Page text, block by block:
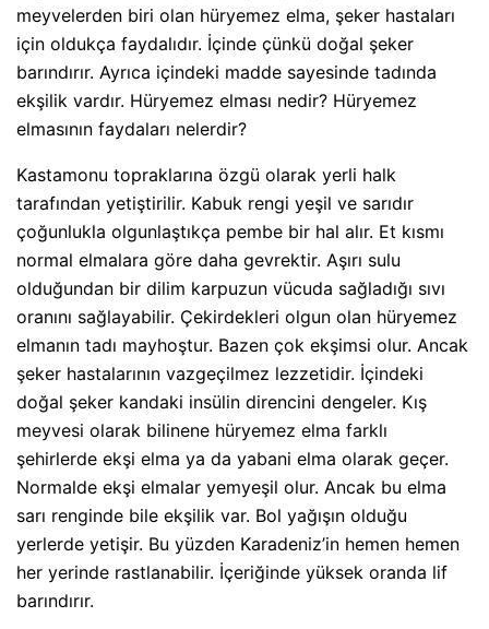
meyvelerden biri olan hüryemez elma, şeker hastaları
için oldukça faydalıdır. İçinde çünkü doğal şeker
barındırır. Ayrıca içindeki madde sayesinde tadında
ekşilik vardır. Hüryemez elması nedir? Hüryemez
elmasının faydaları nelerdir?
Kastamonu topraklarına özgü olarak yerli halk
tarafından yetiştirilir. Kabuk rengi yeşil ve sarıdır
çoğunlukla olgunlaştıkça pembe bir hal alır. Et kısmı
normal elmalara göre daha gevrektir. Aşırı sulu
olduğundan bir dilim karpuzun vücuda sağladığı sıvı
oranını sağlayabilir. Çekirdekleri olgun olan hüryemez
elmanın tadı mayhoştur. Bazen çok ekşimsi olur. Ancak
şeker hastalarının vazgeçilmez lezzetidir. İçindeki
doğal şeker kandaki insülin direncini dengeler. Kış
meyvesi olarak bilinene hüryemez elma farklı
şehirlerde ekşi elma ya da yabani elma olarak geçer.
Normalde ekşi elmalar yemyeşil olur. Ancak bu elma
sarı renginde bile ekşilik var. Bol yağışın olduğu
yerlerde yetişir. Bu yüzden Karadeniz’in hemen hemen
her yerinde rastlanabilir. İçeriğinde yüksek oranda lif
barındırır.